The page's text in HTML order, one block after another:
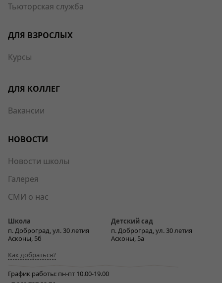
Тьюторская служба
ДЛЯ ВЗРОСЛЫХ
Курсы
ДЛЯ КОЛЛЕГ
Вакансии
НОВОСТИ
Новости школы
Галерея
СМИ о нас
Школа
п. Доброград, ул. 30 летия
Асконы, 5б
Детский сад
п. Доброград, ул. 30 летия
Асконы, 5а
Как добраться?
График работы: пн-пт 10.00-19.00